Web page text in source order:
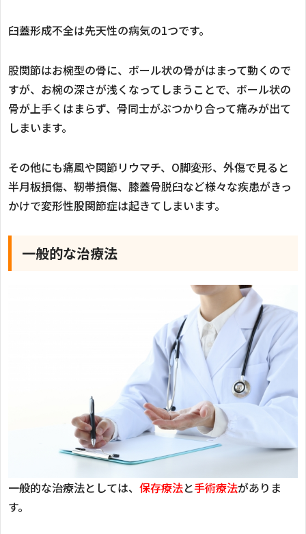
臼蓋形成不全は先天性の病気の1つです。
股関節はお椀型の骨に、ボール状の骨がはまって動くので
すが、お椀の深さが浅くなってしまうことで、ボール状の
骨が上手くはまらず、骨同士がぶつかり合って痛みが出て
しまいます。
その他にも痛風や関節リウマチ、O脚変形、外傷で見ると
半月板損傷、靭帯損傷、膝蓋骨脱臼など様々な疾患がきっ
かけで変形性股関節症は起きてしまいます。
一般的な治療法
一般的な治療法としては、 保存療法と手術療法がありま
す。